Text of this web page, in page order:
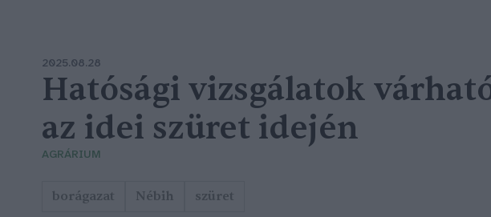
2025.08.28
Hatósági vizsgálatok
az idei szüret idején
AGRÁRIUM
borágazat Nébih szüret